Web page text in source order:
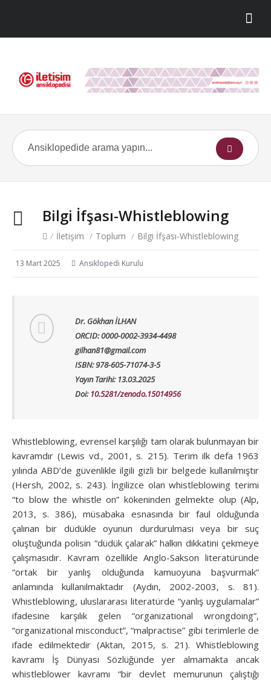
Bilgi İfşası-Whistleblowing
/ İletişim / Toplum / Bilgi İfşası-Whistleblowing
13 Mart 2025 Ansiklopedi Kurulu
Dr. Gökhan İLHAN
ORCID: 0000-0002-3934-4498
gilhan81@gmail.com
ISBN: 978-605-71074-3-5
Yayın Tarihi: 13.03.2025
Doi: 10.5281/zenodo.15014956
Whistleblowing, evrensel karşılığı tam olarak bulunmayan bir
kavramdır (Lewis vd., 2001, s. 215). Terim ilk defa 1963
yılında ABD’de güvenlikle ilgili gizli bir belgede kullanılmıştır
(Hersh, 2002, s. 243). İngilizce olan whistleblowing terimi
“to blow the whistle on” kökeninden gelmekte olup (Alp,
2013, s. 386), müsabaka esnasında bir faul olduğunda
çalınan bir düdükle oyunun durdurulması veya bir suç
oluştuğunda polisin “düdük çalarak” halkın dikkatini çekmeye
çalışmasıdır. Kavram özellikle Anglo-Sakson literatüründe
“ortak bir yanlış olduğunda kamuoyuna başvurmak”
anlamında kullanılmaktadır (Aydın, 2002-2003, s. 81).
Whistleblowing, uluslararası literatürde “yanlış uygulamalar”
ifadesine karşılık gelen “organizational wrongdoing”,
“organizational misconduct”, “malpractise” gibi terimlerle de
ifade edilmektedir (Aktan, 2015, s. 21). Whistleblowing
kavramı İş Dünyası Sözlüğünde yer almamakta ancak
whistleblower kavramı “bir devlet memurunun çalıştığı